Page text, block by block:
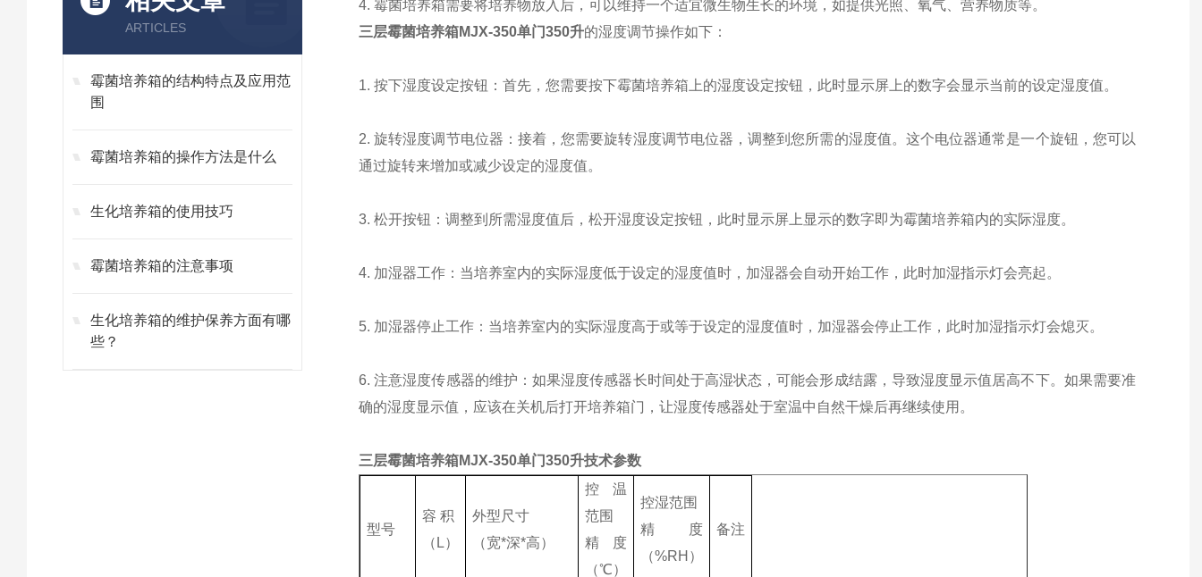
ARTICLES
霉菌培养箱的结构特点及应用范
围
霉菌培养箱的操作方法是什么
生化培养箱的使用技巧
霉菌培养箱的注意事项
生化培养箱的维护保养方面有哪
些？
4. 霉菌培养箱需要将培养物放入后，可以维持一个适宜微生物生长的环境，如提供光照、氧气、营养物质等。
三层霉菌培养箱MJX-350单门350升的湿度调节操作如下：
1. 按下湿度设定按钮：首先，您需要按下霉菌培养箱上的湿度设定按钮，此时显示屏上的数字会显示当前的设定湿度值。
2. 旋转湿度调节电位器：接着，您需要旋转湿度调节电位器，调整到您所需的湿度值。这个电位器通常是一个旋钮，您可以
通过旋转来增加或减少设定的湿度值。
3. 松开按钮：调整到所需湿度值后，松开湿度设定按钮，此时显示屏上显示的数字即为霉菌培养箱内的实际湿度。
4. 加湿器工作：当培养室内的实际湿度低于设定的湿度值时，加湿器会自动开始工作，此时加湿指示灯会亮起。
5. 加湿器停止工作：当培养室内的实际湿度高于或等于设定的湿度值时，加湿器会停止工作，此时加湿指示灯会熄灭。
6. 注意湿度传感器的维护：如果湿度传感器长时间处于高湿状态，可能会形成结露，导致湿度显示值居高不下。如果需要准
确的湿度显示值，应该在关机后打开培养箱门，让湿度传感器处于室温中自然干燥后再继续使用。
三层霉菌培养箱MJX-350单门350升技术参数
型号
容 积
（L）
外型尺寸
（宽*深*高）
控温
范围
精度
（℃）
控湿范围
精度
（%RH）
备注